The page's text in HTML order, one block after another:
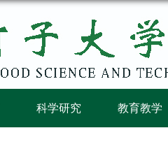
科学研究 教育教学